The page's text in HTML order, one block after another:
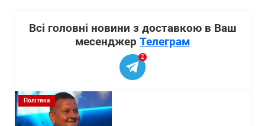
Всі головні новини з доставкою в Ваш
месенджер Телеграм
2
Політика